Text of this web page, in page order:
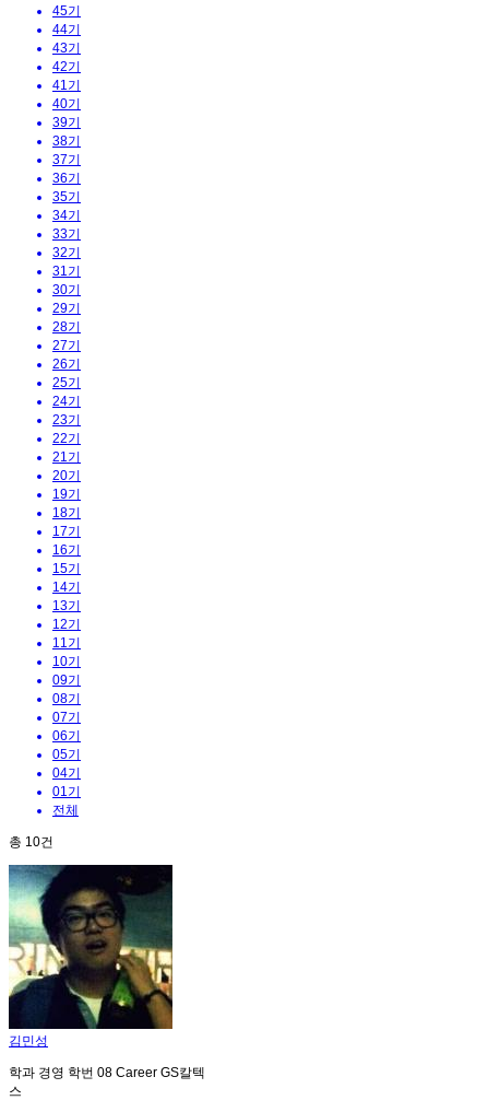
45기
44기
43기
42기
41기
40기
39기
38기
37기
36기
35기
34기
33기
32기
31기
30기
29기
28기
27기
26기
25기
24기
23기
22기
21기
20기
19기
18기
17기
16기
15기
14기
13기
12기
11기
10기
09기
08기
07기
06기
05기
04기
01기
전체
총 10건
김민성
학과 경영 학번 08 Career GS칼텍
스